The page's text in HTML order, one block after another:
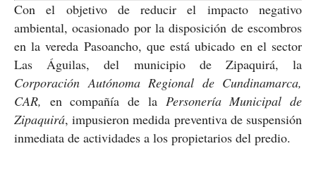
Con el objetivo de reducir el impacto negativo
ambiental, ocasionado por la disposición de escombros
en la vereda Pasoancho, que está ubicado en el sector
Las Águilas, del municipio de Zipaquirá, la
Corporación Autónoma Regional de Cundinamarca,
CAR, en compañía de la Personería Municipal de
Zipaquirá, impusieron medida preventiva de suspensión
inmediata de actividades a los propietarios del predio.